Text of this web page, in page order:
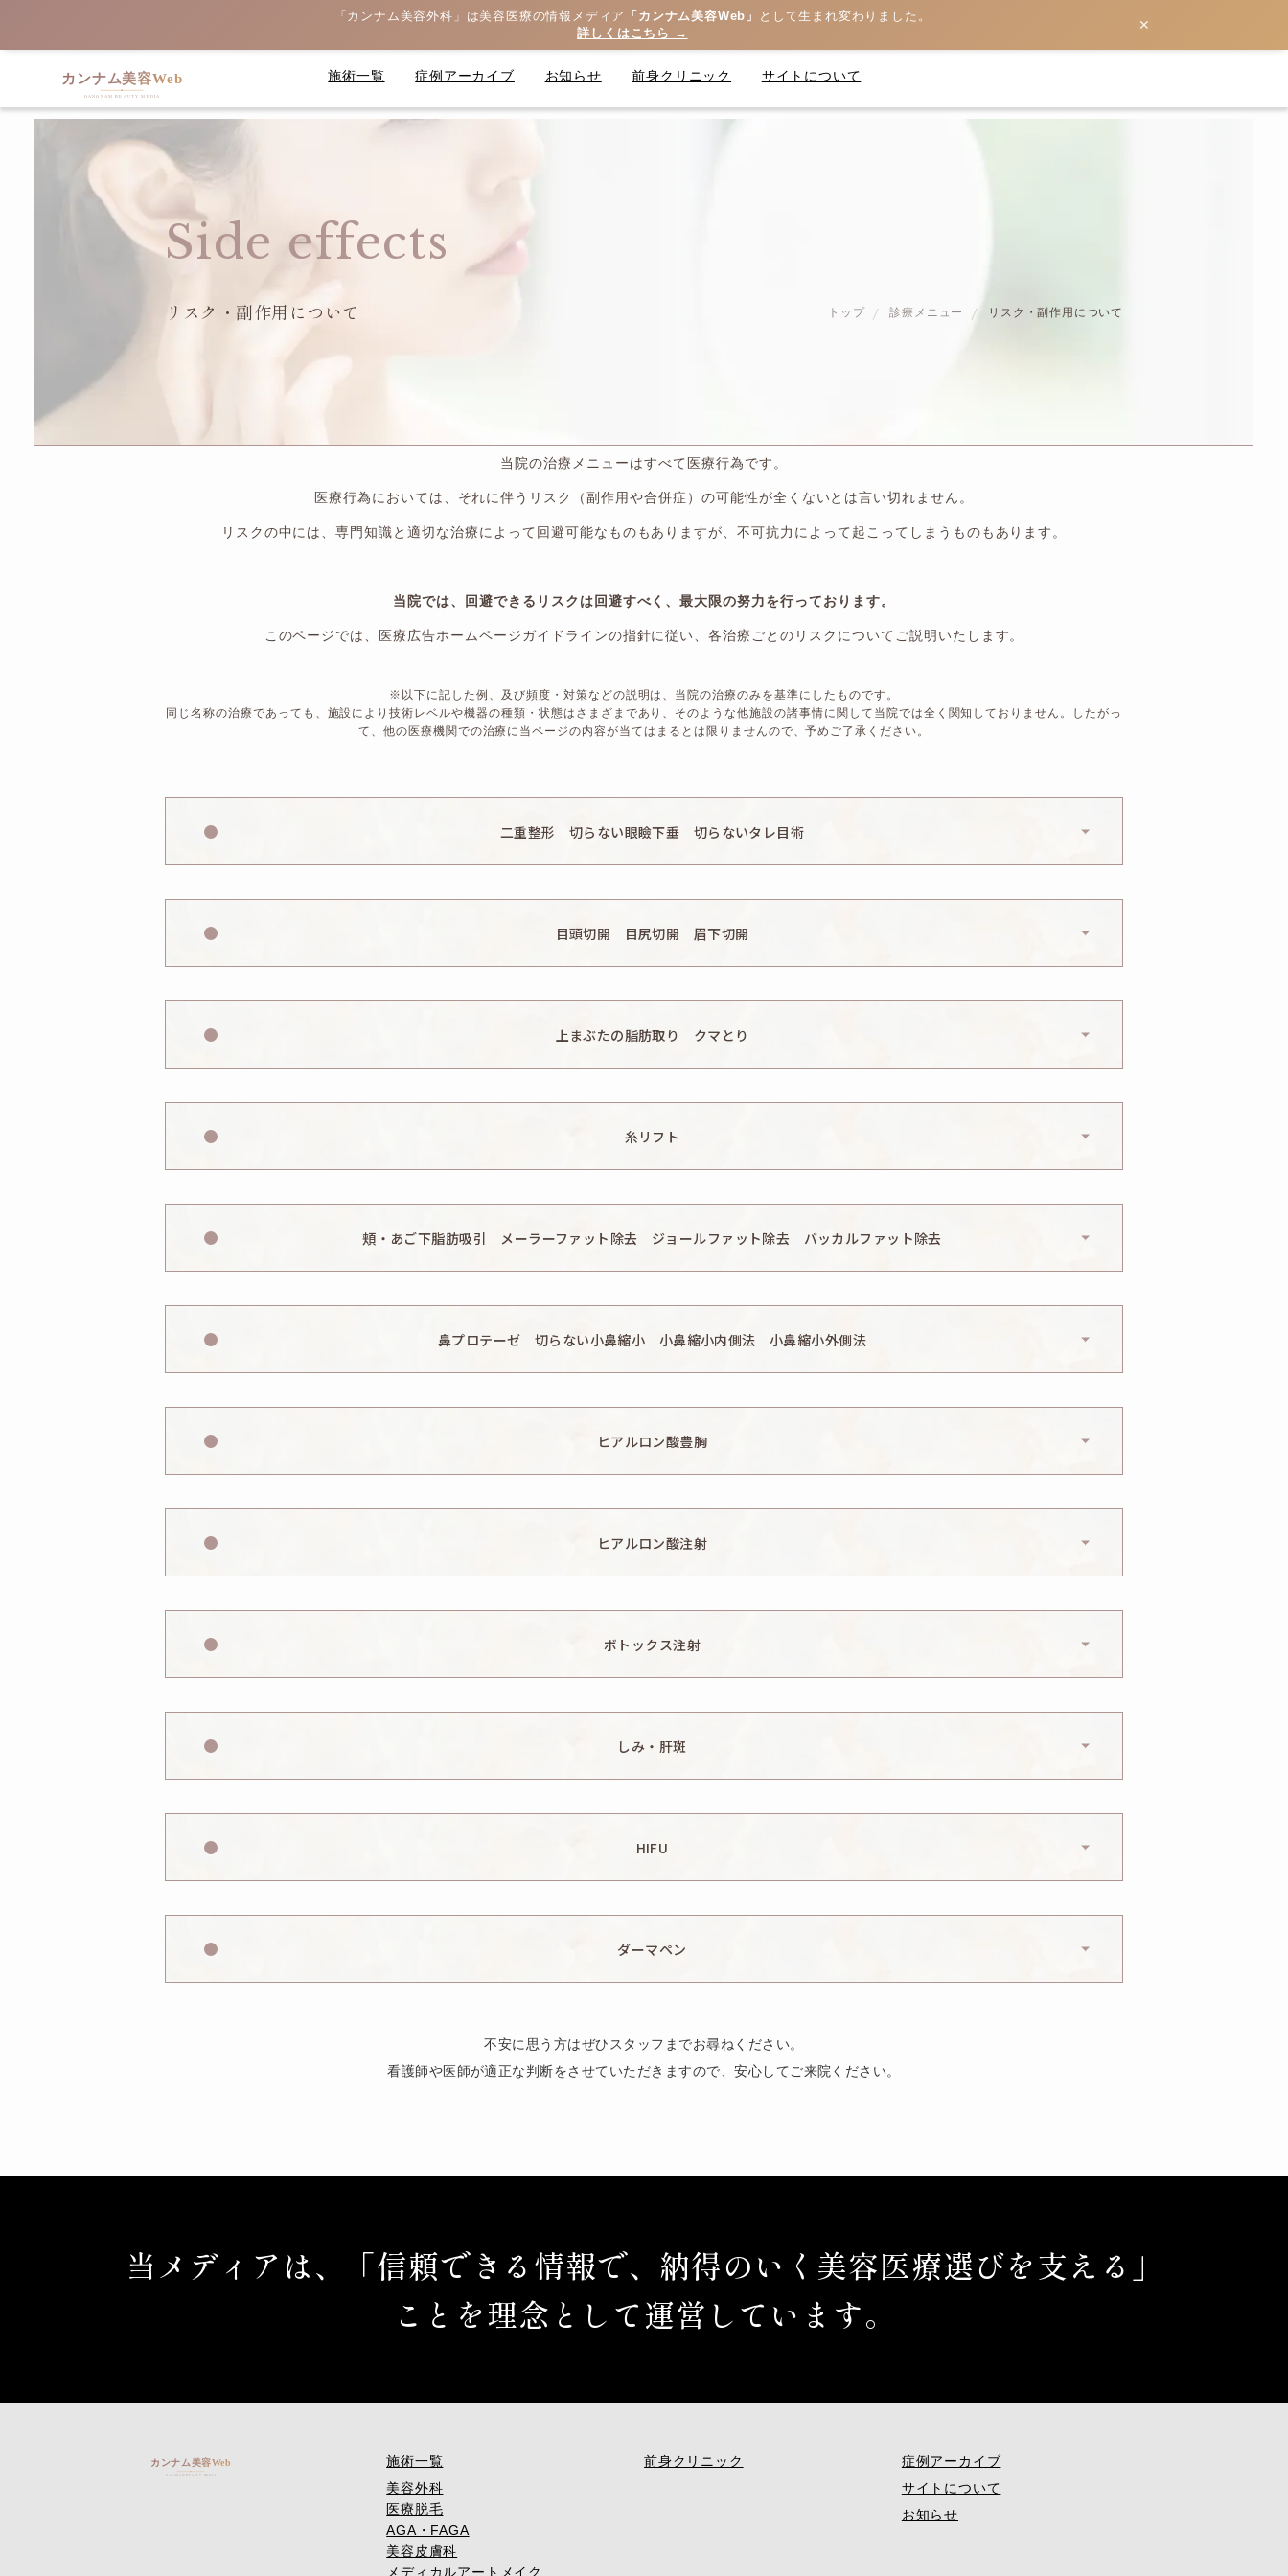
「カンナム美容外科」は美容医療の情報メディア 「カンナム美容Web」
として生まれ変わりました。
詳しくはこちら →
✕
施術一覧 症例アーカイブ お知らせ 前身クリニック サイトについて
Side effects
リスク・副作用について トップ 診療メニュー リスク・副作用について
当院の治療メニューはすべて医療行為です。
医療行為においては、それに伴うリスク（副作用や合併症）の可能性が全くないとは言い切れません。
リスクの中には、専門知識と適切な治療によって回避可能なものもありますが、不可抗力によって起こってしまうものもあります。
当院では、回避できるリスクは回避すべく、最大限の努力を行っております。
このページでは、医療広告ホームページガイドラインの指針に従い、各治療ごとのリスクについてご説明いたします。
※以下に記した例、及び頻度・対策などの説明は、当院の治療のみを基準にしたものです。
同じ名称の治療であっても、施設により技術レベルや機器の種類・状態はさまざまであり、そのような他施設の諸事情に関して当院では全く関知しておりません。したがっ
て、他の医療機関での治療に当ページの内容が当てはまるとは限りませんので、予めご了承ください。
二重整形 切らない眼瞼下垂 切らないタレ目術
目頭切開 目尻切開 眉下切開
い、傷痕が気になる、顔の雰囲気の変化、二重の幅が手術前と変わらない、施術箇所の知覚の麻痺・鈍さ、しびれ、傷痕のもり上がり・
上まぶたの脂肪取り クマとり
糸リフト
頬・あご下脂肪吸引 メーラーファット除去 ジョールファット除去 バッカルファット除去
鼻プロテーゼ 切らない小鼻縮小 小鼻縮小内側法 小鼻縮小外側法
箇所の知覚の麻痺・鈍さ、しびれ、傷痕のもり上がり・凹み ・色素沈着などを生じることがあります。
ヒアルロン酸豊胸
ヒアルロン酸注射
ボトックス注射
しみ・肝斑
HIFU
ダーマペン
不安に思う方はぜひスタッフまでお尋ねください。
看護師や医師が適正な判断をさせていただきますので、安心してご来院ください。
当メディアは、「信頼できる情報で、納得のいく美容医療選びを支える」
ことを理念として運営しています。
施術一覧
美容外科
医療脱毛
AGA・FAGA
美容皮膚科
メディカルアートメイク
前身クリニック
症例アーカイブ
サイトについて
お知らせ